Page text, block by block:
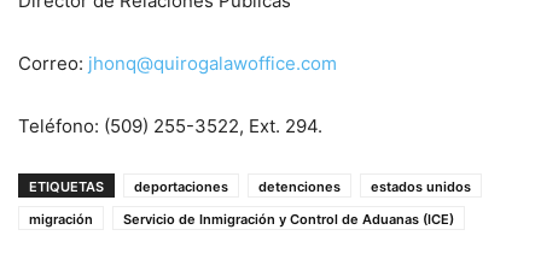
Correo: jhonq@quirogalawoffice.com
Teléfono: (509) 255-3522, Ext. 294.
ETIQUETAS deportaciones detenciones
estados unidos
migración
Servicio de Inmigración y Control de Aduanas (ICE)